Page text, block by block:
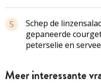
5
Schep de
gepaneerde
peterselie en
Meer interessante